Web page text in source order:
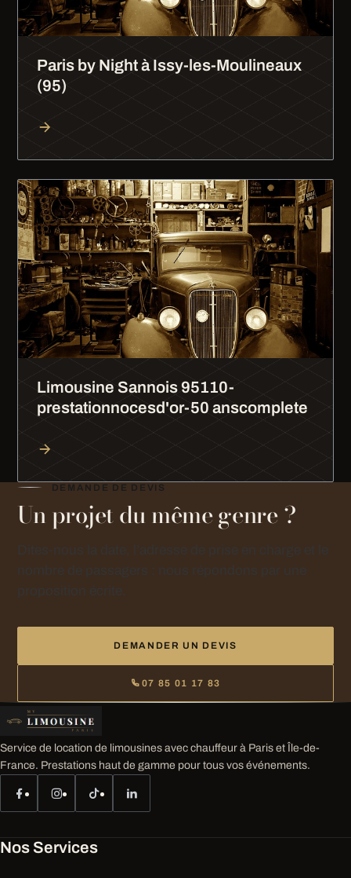
Paris by Night à Issy-les-Moulineaux
(95)
Limousine Sannois 95110-
prestationnocesd'or-50 anscomplete
DEMANDE DE DEVIS
Un projet du même genre ?
DEMANDER UN DEVIS
07 85 01 17 83
Service de location de limousines avec chauffeur à Paris et Île-de-
France. Prestations haut de gamme pour tous vos événements.
Nos Services